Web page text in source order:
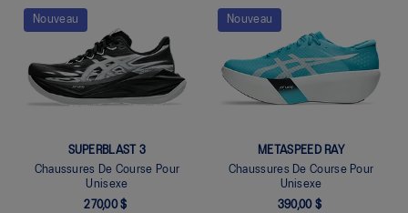
Quickview Quickview
Nouveau
SUPERBLAST 3
Chaussures De Course Pour
Unisexe
270,00 $
Nouveau
METASPEED RAY
Chaussures De Course Pour
Unisexe
390,00 $